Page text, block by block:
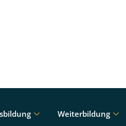
Weiterbildung